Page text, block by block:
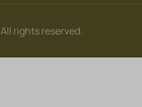
All rights reserved.